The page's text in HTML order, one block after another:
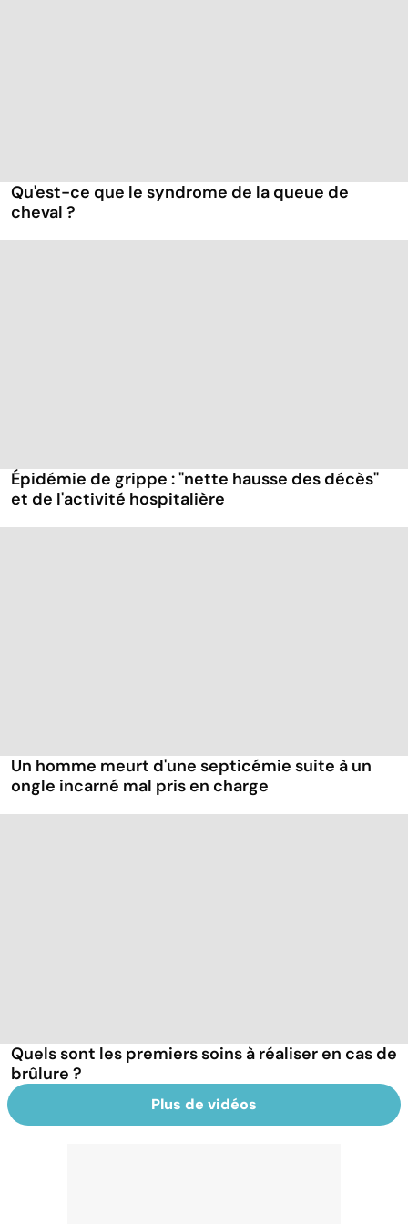
Qu'est-ce que le syndrome de la queue de
cheval ?
Épidémie de grippe : "nette hausse des décès"
et de l'activité hospitalière
Un homme meurt d'une septicémie suite à un
ongle incarné mal pris en charge
Quels sont les premiers soins à réaliser en cas de
brûlure ?
Plus de vidéos